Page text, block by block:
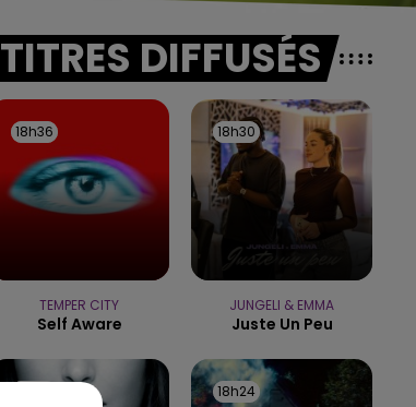
TITRES DIFFUSÉS
18h36
18h36
TEMPER CITY
Self Aware
18h30
18h30
JUNGELI & EMMA
Juste Un Peu
18h24
18h24